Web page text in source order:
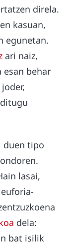
direla.
kasuan,
egunetan.
ari naiz,
behar
duen tipo
lasai,
dela:
bat isilik